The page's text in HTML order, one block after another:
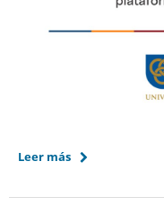
Leer más